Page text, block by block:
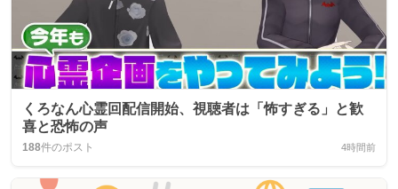
くろなん心霊回配信開始、視聴者は「怖すぎる」と歓
喜と恐怖の声
188件のポスト 4時間前